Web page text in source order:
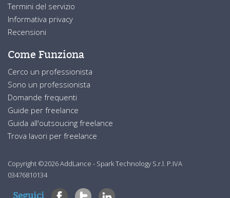
Termini del servizio
Informativa privacy
Recensioni
Come Funziona
Cerco un professionista
Sono un professionista
Domande frequenti
Guide per freelance
Guida all'outsoucing freelance
Trova lavori per freelance
Copyright ©2026 AddLance - Spark Technology S.r.l. P.IVA
03476810134
Seguici